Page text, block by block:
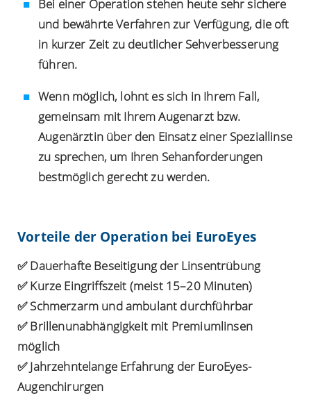
Bei einer Operation stehen heute sehr sichere
und bewährte Verfahren zur Verfügung, die oft
in kurzer Zeit zu deutlicher Sehverbesserung
führen.
Wenn möglich, lohnt es sich in Ihrem Fall,
gemeinsam mit Ihrem Augenarzt bzw.
Augenärztin über den Einsatz einer Speziallinse
zu sprechen, um Ihren Sehanforderungen
bestmöglich gerecht zu werden.
Vorteile der Operation bei EuroEyes
✅ Dauerhafte Beseitigung der Linsentrübung
✅ Kurze Eingriffszeit (meist 15–20 Minuten)
✅ Schmerzarm und ambulant durchführbar
✅ Brillenunabhängigkeit mit Premiumlinsen
möglich
✅ Jahrzehntelange Erfahrung der EuroEyes-
Augenchirurgen